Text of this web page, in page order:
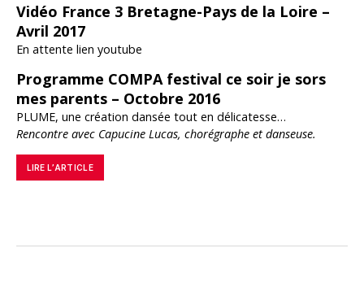
Vidéo France 3 Bretagne-Pays de la Loire –
Avril 2017
En attente lien youtube
Programme COMPA festival ce soir je sors
mes parents – Octobre 2016
PLUME, une création dansée tout en délicatesse…
Rencontre avec Capucine Lucas, chorégraphe et danseuse.
LIRE L’ARTICLE